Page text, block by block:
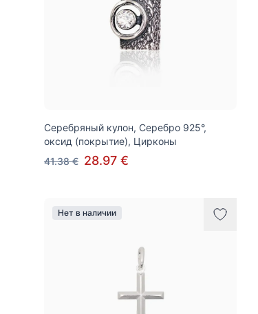
Серебряный кулон, Серебро 925°,
оксид (покрытие), Цирконы
41.38 € 28.97 €
Нет в наличии